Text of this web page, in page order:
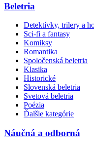
Beletria
Detektívky, trilery a
Sci-fi a fantasy
Komiksy
Romantika
Spoločenská beletria
Klasika
Historické
Slovenská beletria
Svetová beletria
Poézia
Ďalšie kategórie
Náučná a odborná